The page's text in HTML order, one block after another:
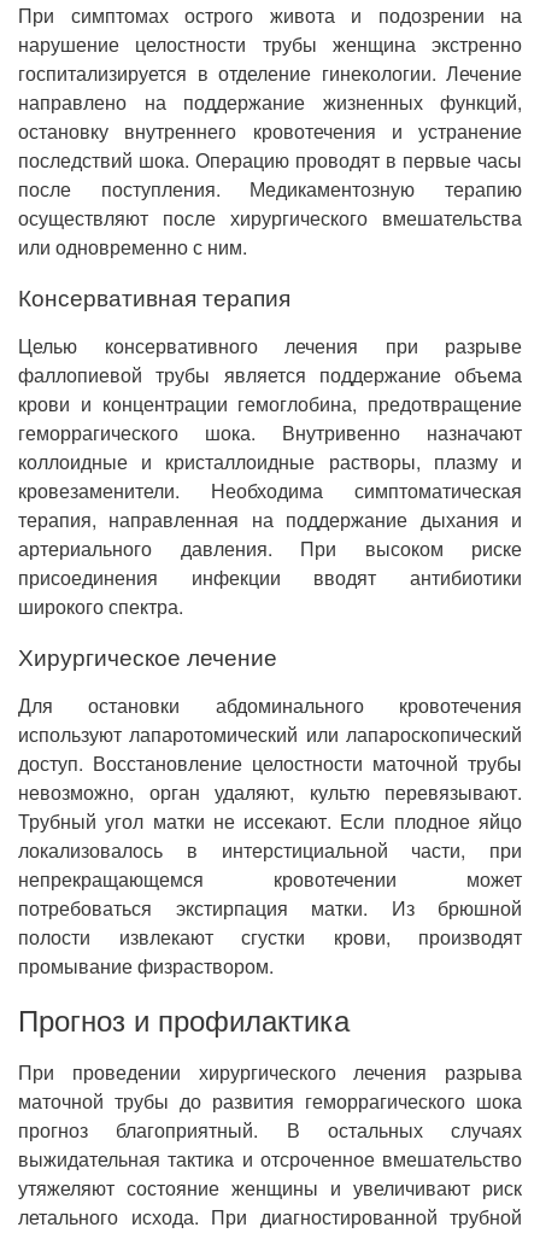
При симптомах острого живота и подозрении на
нарушение целостности трубы женщина экстренно
госпитализируется в отделение гинекологии. Лечение
направлено на поддержание жизненных функций,
остановку внутреннего кровотечения и устранение
последствий шока. Операцию проводят в первые часы
после поступления. Медикаментозную терапию
осуществляют после хирургического вмешательства
или одновременно с ним.
Консервативная терапия
Целью консервативного лечения при разрыве
фаллопиевой трубы является поддержание объема
крови и концентрации гемоглобина, предотвращение
геморрагического шока. Внутривенно назначают
коллоидные и кристаллоидные растворы, плазму и
кровезаменители. Необходима симптоматическая
терапия, направленная на поддержание дыхания и
артериального давления. При высоком риске
присоединения инфекции вводят антибиотики
широкого спектра.
Хирургическое лечение
Для остановки абдоминального кровотечения
используют лапаротомический или лапароскопический
доступ. Восстановление целостности маточной трубы
невозможно, орган удаляют, культю перевязывают.
Трубный угол матки не иссекают. Если плодное яйцо
локализовалось в интерстициальной части, при
непрекращающемся кровотечении может
потребоваться экстирпация матки. Из брюшной
полости извлекают сгустки крови, производят
промывание физраствором.
Прогноз и профилактика
При проведении хирургического лечения разрыва
маточной трубы до развития геморрагического шока
прогноз благоприятный. В остальных случаях
выжидательная тактика и отсроченное вмешательство
утяжеляют состояние женщины и увеличивают риск
летального исхода. При диагностированной трубной